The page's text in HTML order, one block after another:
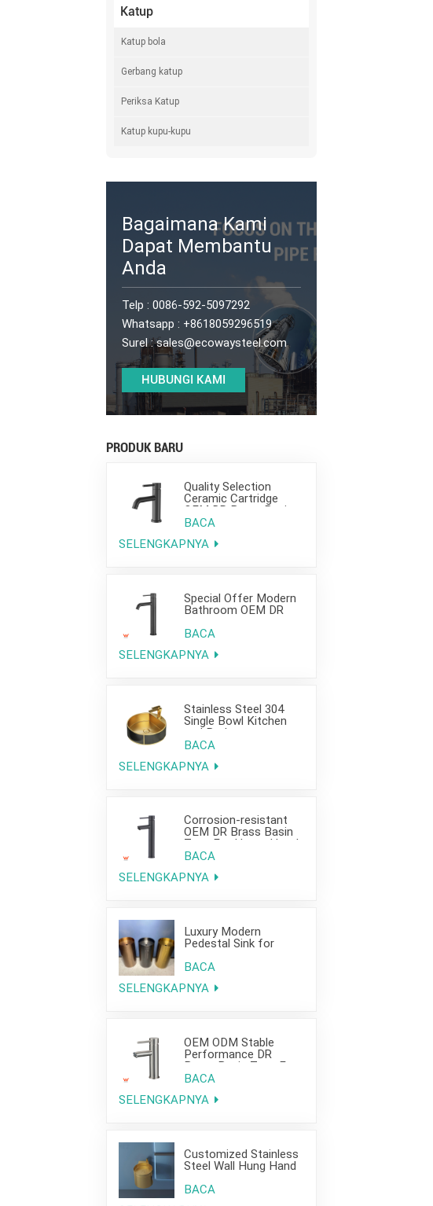
Katup
Katup bola
Gerbang katup
Periksa Katup
Katup kupu-kupu
Bagaimana Kami
Dapat Membantu
Anda
Telp : 0086-592-5097292
Whatsapp : +8618059296519
Surel :sales@ecowaysteel.com
HUBUNGI KAMI
PRODUK BARU
Quality Selection
Ceramic Cartridge
OEM DR Brass Basin
Taps For Home Hotel
BACA
SELENGKAPNYA
Special Offer Modern
Bathroom OEM DR
Home Hotel Project
BACA
SELENGKAPNYA
Stainless Steel 304
Single Bowl Kitchen
and Bathroom
Countertop Sink
BACA
SELENGKAPNYA
Corrosion-resistant
OEM DR Brass Basin
Taps For Home Hotel
Project Use
BACA
SELENGKAPNYA
Luxury Modern
Pedestal Sink for
BACA
SELENGKAPNYA
OEM ODM Stable
Performance DR
Brass Basin Taps For
Home Hotel Project
BACA
SELENGKAPNYA
Customized Stainless
Steel Wall Hung Hand
Bathroom
BACA